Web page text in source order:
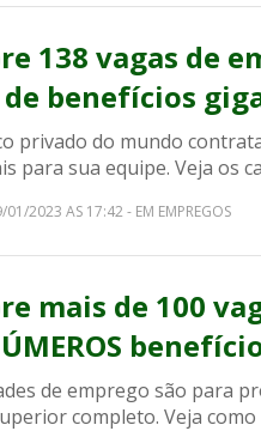
138 vagas de
benefícios
privado do mundo
para sua equipe. Veja os
2023 AS 17:42 - EM EMPREGOS
mais de 100
de emprego são para
completo. Veja